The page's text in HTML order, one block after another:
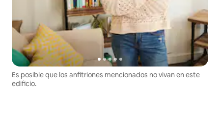
Es posible que los anfitriones mencionados no vivan en este
edificio.